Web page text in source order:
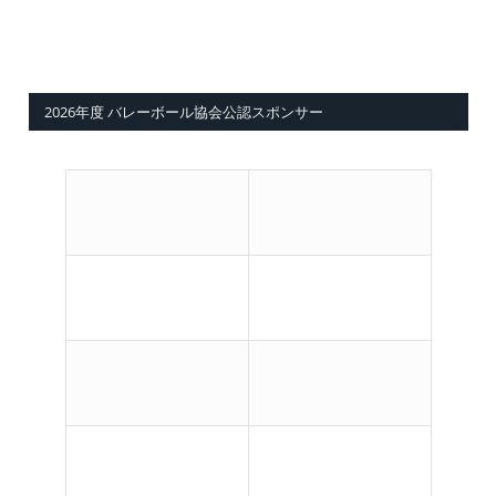
2026年度 バレーボール協会公認スポンサー